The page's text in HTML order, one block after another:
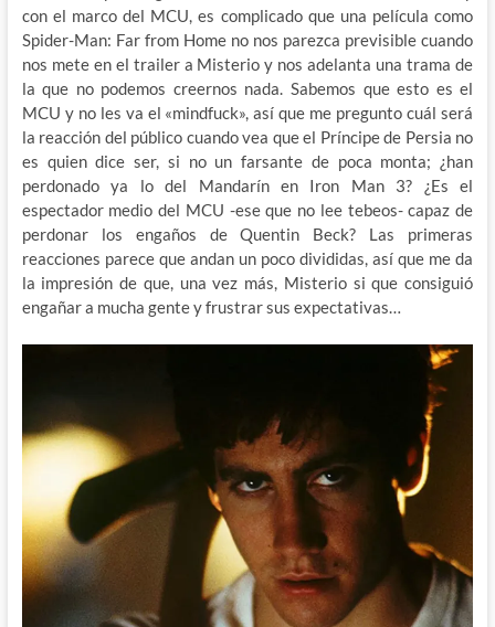
con el marco del MCU, es complicado que una película como
Spider-Man: Far from Home no nos parezca previsible cuando
nos mete en el trailer a Misterio y nos adelanta una trama de
la que no podemos creernos nada. Sabemos que esto es el
MCU y no les va el «mindfuck», así que me pregunto cuál será
la reacción del público cuando vea que el Príncipe de Persia no
es quien dice ser, si no un farsante de poca monta; ¿han
perdonado ya lo del Mandarín en Iron Man 3? ¿Es el
espectador medio del MCU -ese que no lee tebeos- capaz de
perdonar los engaños de Quentin Beck? Las primeras
reacciones parece que andan un poco divididas, así que me da
la impresión de que, una vez más, Misterio si que consiguió
engañar a mucha gente y frustrar sus expectativas…